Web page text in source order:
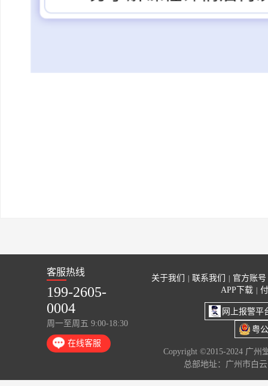
客服热线
199-2605-
0004
周一至周五 9:00-18:30
在线客服
关于我们 联系我们
官方账号
APP下载
网上报警平
粤
Copyright ©2015-2024 广州
总部地址：广州市白